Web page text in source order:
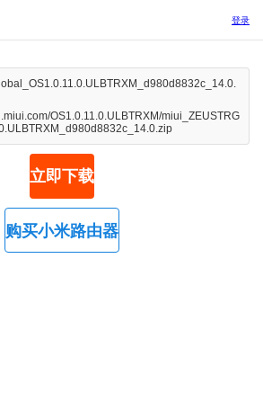
登录
OS1.0.11.0.ULBTRXM/miui_ZEUSTRG
立即下载
购买小米路由器